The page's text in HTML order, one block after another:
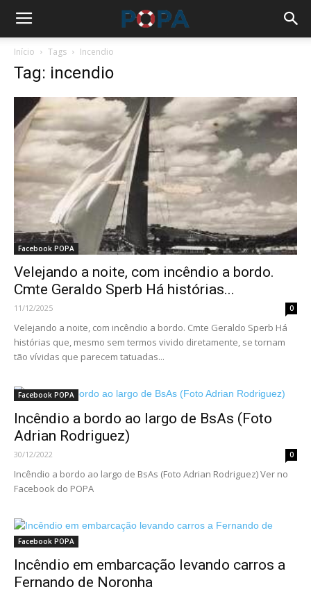
Início Tags Incendio
Tag: incendio
Facebook POPA
Velejando a noite, com incêndio a bordo.
Cmte Geraldo Sperb Há histórias...
11/12/2025 0
Velejando a noite, com incêndio a bordo. Cmte Geraldo Sperb Há
histórias que, mesmo sem termos vivido diretamente, se tornam
tão vívidas que parecem tatuadas...
Facebook POPA
Incêndio a bordo ao largo de BsAs (Foto
Adrian Rodriguez)
30/12/2022 0
Incêndio a bordo ao largo de BsAs (Foto Adrian Rodriguez) Ver no
Facebook do POPA
Facebook POPA
Incêndio em embarcação levando carros a
Fernando de Noronha